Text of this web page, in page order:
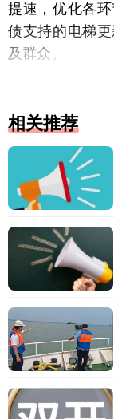
提速，优化各
债支持的电梯
及群众。
会议要求
化、常态化推
体系，全面摸
账，同步搭建
工作机制，实
严守工作底线
项目全流程安
维、监管责任
赶进度放松质
规范国债资金
切实把每一笔资
相关推荐